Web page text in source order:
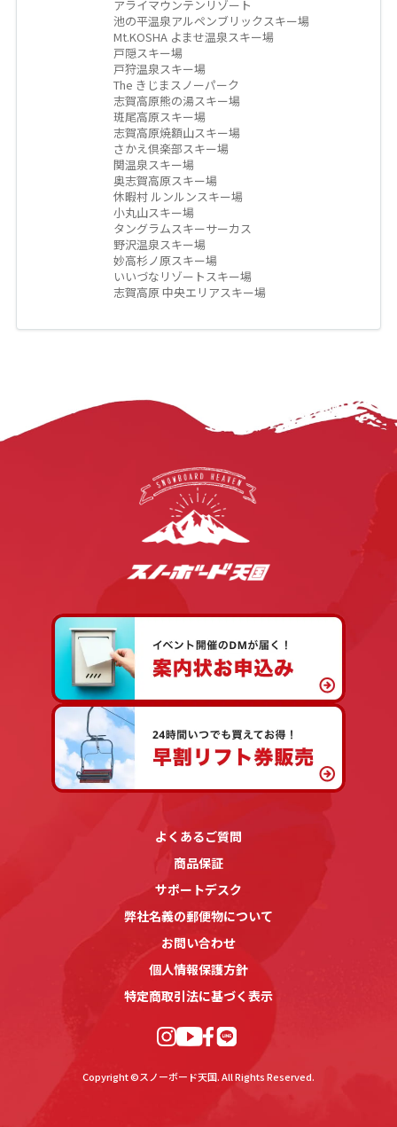
アライマウンテンリゾート
池の平温泉アルペンブリックスキー場
Mt.KOSHA よませ温泉スキー場
戸隠スキー場
戸狩温泉スキー場
The きじまスノーパーク
志賀高原熊の湯スキー場
斑尾高原スキー場
志賀高原焼額山スキー場
さかえ倶楽部スキー場
関温泉スキー場
奥志賀高原スキー場
休暇村 ルンルンスキー場
小丸山スキー場
タングラムスキーサーカス
野沢温泉スキー場
妙高杉ノ原スキー場
いいづなリゾートスキー場
志賀高原 中央エリアスキー場
よくあるご質問
商品保証
サポートデスク
弊社名義の郵便物について
お問い合わせ
個人情報保護方針
特定商取引法に基づく表示
Copyright ©スノーボード天国. All Rights Reserved.